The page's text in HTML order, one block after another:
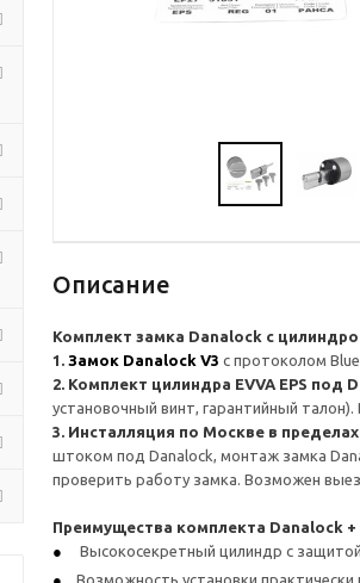
Описание
Комплект замка Danalock с
1. Замок Danalock V3 с протоколом
2. Комплект цилиндра EVVA EPS под
установочный винт, гарантийный
3. Инсталляция по Москве в
штоком под Danalock, монтаж замка
проверить работу замка. Возможен
Преимущества комплекта Danalock +
Высокосекретный цилиндр с
Возможность установки